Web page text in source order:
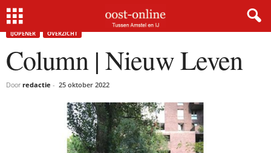
Home Column | Nieuw Leven
IJOPENER OVERZICHT
Column | Nieuw Leven
Door redactie - 25 oktober 2022